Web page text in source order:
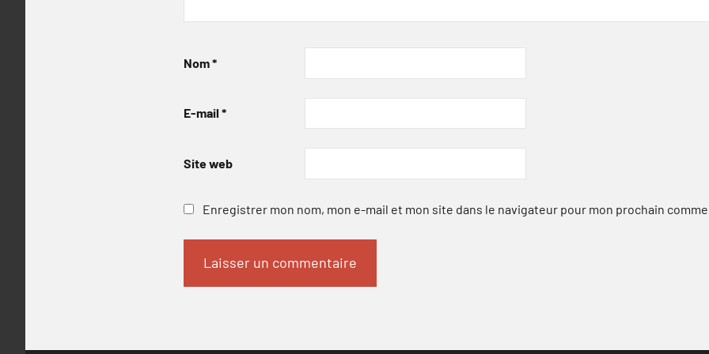
Nom*
E-mail *
Site web
Enregistrer mon nom, mon e-mail et mon site dans le navigateur pour mon prochain